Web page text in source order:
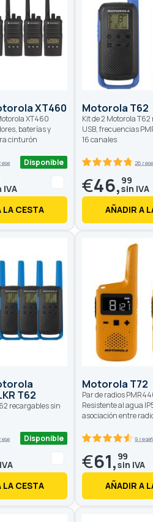
XT460
XT460
baterías y
cinturón
Disponible
LA CESTA
Motorola T62
Kit de 2 Motorola
USB, frecuencias
16 canales
26
€46,99
AÑADIR A
T62
recargables sin
Disponible
LA CESTA
Motorola T72
Par de radios
Resistente al agua
asociación entre
9
€61, 99
AÑADIR A